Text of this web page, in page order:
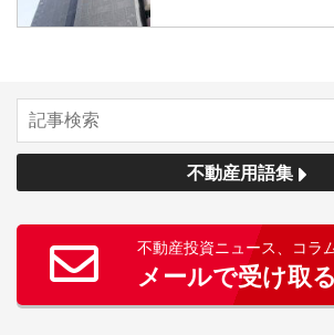
不動産用語集
不動産投資ニュース、コラ
メールで受け取る